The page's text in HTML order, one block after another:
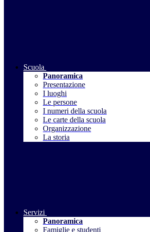
Scuola
Panoramica
Presentazione
I luoghi
Le persone
I numeri della scuola
Le carte della scuola
Organizzazione
La storia
Servizi
Panoramica
Famiglie e studenti